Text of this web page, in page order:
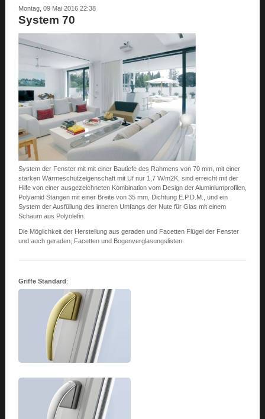
Montag, 09 Mai 2016 22:38
System 70
System der Fenster mit mit einer Bautiefe des Rahmens von 70 mm, mit einer
starken Wärmeschutzeigenschaft mit Uf nur 1,7 W/m2K, sind erreicht mit der
Hilfe von einer ausgezeichneten Kombination vom Design der Aluminiumprofilen,
Polyamid Stangen mit einer Breite von 35 mm, Dichtung E.P.D.M., und ein
System der Ausfüllung des inneren Umfangs der Nute für Glas mit einem
Schaum aus Polyolefin.
Die Möglichkeit der Herstellung aus geraden und Facetten Flügel der Fenster
und auch geraden, Facetten und Bogenverglasungslisten.
Griffe Standard: